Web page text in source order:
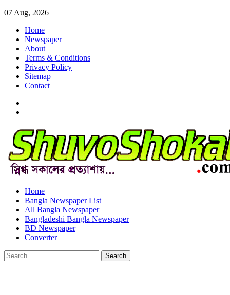
07 Aug, 2026
Home
Newspaper
About
Terms & Conditions
Privacy Policy
Sitemap
Contact
Home
Bangla Newspaper List
All Bangla Newspaper
Bangladeshi Bangla Newspaper
BD Newspaper
Converter
Search
for: